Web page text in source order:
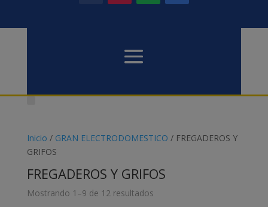
Inicio / GRAN ELECTRODOMESTICO / FREGADEROS Y
GRIFOS
FREGADEROS Y GRIFOS
Mostrando 1–9 de 12 resultados